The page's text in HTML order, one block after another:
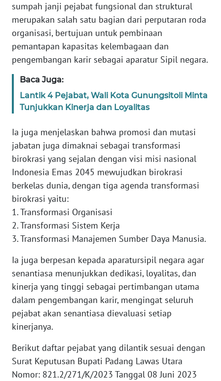
sumpah janji pejabat fungsional dan struktural
merupakan salah satu bagian dari perputaran roda
organisasi, bertujuan untuk pembinaan
pemantapan kapasitas kelembagaan dan
pengembangan karir sebagai aparatur Sipil negara.
Baca Juga:
Lantik 4 Pejabat, Wali Kota Gunungsitoli Minta
Tunjukkan Kinerja dan Loyalitas
Ia juga menjelaskan bahwa promosi dan mutasi
jabatan juga dimaknai sebagai transformasi
birokrasi yang sejalan dengan visi misi nasional
Indonesia Emas 2045 mewujudkan birokrasi
berkelas dunia, dengan tiga agenda transformasi
birokrasi yaitu:
1. Transformasi Organisasi
2. Transformasi Sistem Kerja
3. Transformasi Manajemen Sumber Daya Manusia.
Ia juga berpesan kepada aparatursipil negara agar
senantiasa menunjukkan dedikasi, loyalitas, dan
kinerja yang tinggi sebagai pertimbangan utama
dalam pengembangan karir, mengingat seluruh
pejabat akan senantiasa dievaluasi setiap
kinerjanya.
Berikut daftar pejabat yang dilantik sesuai dengan
Surat Keputusan Bupati Padang Lawas Utara
Nomor: 821.2/271/K/2023 Tanggal 08 Juni 2023
SUMBAR
WN
SUMSEL
BENGKULU
WN
WN
JATENG
WN
NUSANTARA
WN
JOGJA
WN
JATIM
WN
BALI
WN
WN
KALTENG